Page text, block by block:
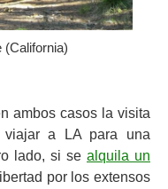
(California)
ambos casos la visita
viajar a LA para una
lado, si se alquila un
por los extensos